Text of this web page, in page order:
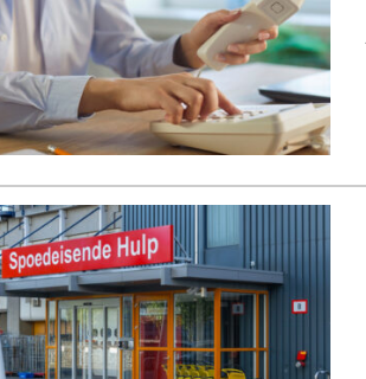
Column
Cisca Dresselhuys
Column
Cisca Dresselhuys